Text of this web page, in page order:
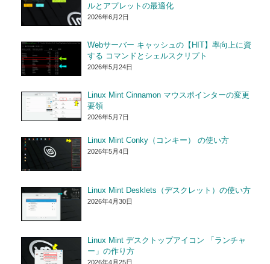
ルとアプレットの最適化
2026年6月2日
Webサーバー キャッシュの【HIT】率向上に資
する コマンドとシェルスクリプト
2026年5月24日
Linux Mint Cinnamon マウスポインターの変更
要領
2026年5月7日
Linux Mint Conky（コンキー） の使い方
2026年5月4日
Linux Mint Desklets（デスクレット）の使い方
2026年4月30日
Linux Mint デスクトップアイコン 「ランチャ
ー」の作り方
2026年4月25日